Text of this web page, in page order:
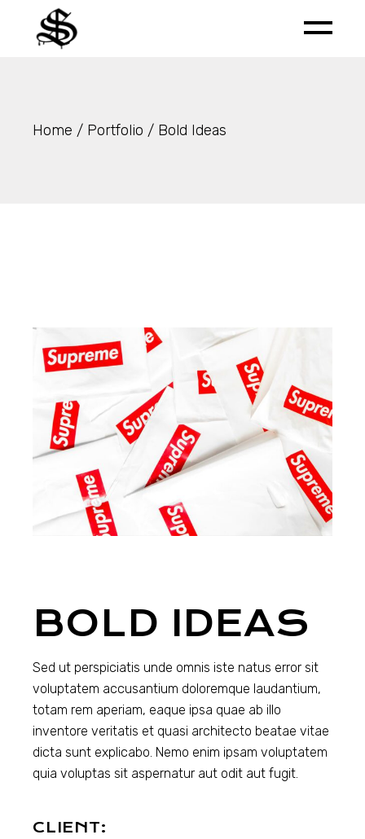
content
Home Portfolio Bold Ideas
BOLD IDEAS
Sed ut perspiciatis unde omnis iste natus error sit
voluptatem accusantium doloremque laudantium,
totam rem aperiam, eaque ipsa quae ab illo
inventore veritatis et quasi architecto beatae vitae
dicta sunt explicabo. Nemo enim ipsam voluptatem
quia voluptas sit aspernatur aut odit aut fugit.
CLIENT: